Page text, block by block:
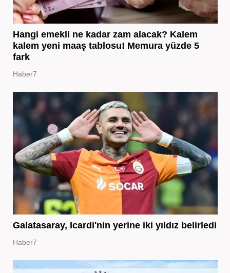
Hangi emekli ne kadar zam alacak? Kalem
kalem yeni maaş tablosu! Memura yüzde 5
fark
Haber7
Galatasaray, Icardi'nin yerine iki yıldız belirledi
Haber7